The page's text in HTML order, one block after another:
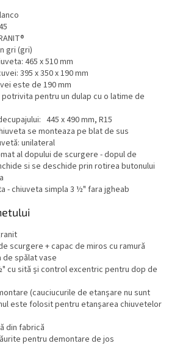
gri (gri)
465 x 510mm
395 x 350 x 190 mm
este de 190 mm
pentru un dulap cu o latime de
445 x 490 mm, R15
se monteaza pe blat de sus
unilateral
al dopului de scurgere - dopul de
si se deschide prin rotirea butonului
- chiuveta simpla 3 ½" fara jgheab
scurgere + capac de miros cu ramură
de spălat vase
cu sită șicontrol excentric pentru dop de
(cauciucurile de etanșare nu sunt
este folosit pentru etanșarea chiuvetelor
din fabrică
pentru demontare de jos